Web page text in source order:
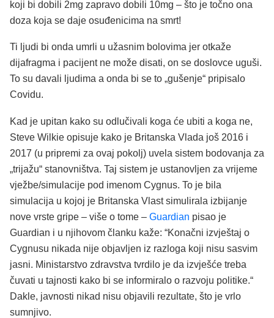
koji bi dobili 2mg zapravo dobili 10mg – što je točno ona
doza koja se daje osuđenicima na smrt!
Ti ljudi bi onda umrli u užasnim bolovima jer otkaže
dijafragma i pacijent ne može disati, on se doslovce uguši.
To su davali ljudima a onda bi se to „gušenje“ pripisalo
Covidu.
Kad je upitan kako su odlučivali koga će ubiti a koga ne,
Steve Wilkie opisuje kako je Britanska Vlada još 2016 i
2017 (u pripremi za ovaj pokolj) uvela sistem bodovanja za
„trijažu“ stanovništva. Taj sistem je ustanovljen za vrijeme
vježbe/simulacije pod imenom Cygnus. To je bila
simulacija u kojoj je Britanska Vlast simulirala izbijanje
nove vrste gripe – više o tome – Guardian pisao je
Guardian i u njihovom članku kaže: “Konačni izvještaj o
Cygnusu nikada nije objavljen iz razloga koji nisu sasvim
jasni. Ministarstvo zdravstva tvrdilo je da izvješće treba
čuvati u tajnosti kako bi se informiralo o razvoju politike.“
Dakle, javnosti nikad nisu objavili rezultate, što je vrlo
sumnjivo.